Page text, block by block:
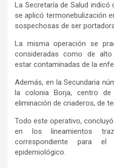
La Secretaría de Salud
se aplicó termonebulización
sospechosas de ser
La misma operación se
consideradas como de
estar contaminadas de la
Además, en la Secundaria
la colonia Borja, centro
eliminación de criaderos, de
Todo este operativo,
en los lineamientos
correspondiente para
epidemiológico.